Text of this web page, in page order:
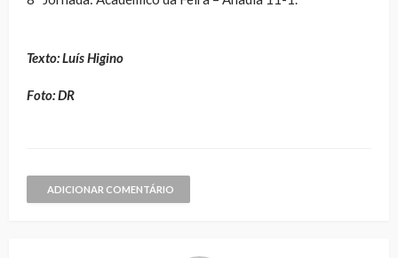
Texto: Luís Higino
Foto: DR
ADICIONAR COMENTÁRIO